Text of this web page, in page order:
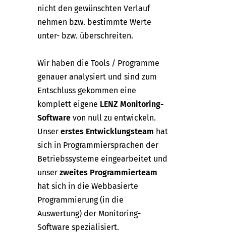
nicht den gewünschten Verlauf
nehmen bzw. bestimmte Werte
unter- bzw. überschreiten.
Wir haben die Tools / Programme
genauer analysiert und sind zum
Entschluss gekommen eine
komplett eigene LENZ Monitoring-
Software von null zu entwickeln.
Unser erstes Entwicklungsteam hat
sich in Programmiersprachen der
Betriebssysteme eingearbeitet und
unser zweites Programmierteam
hat sich in die Webbasierte
Programmierung (in die
Auswertung) der Monitoring-
Software spezialisiert.